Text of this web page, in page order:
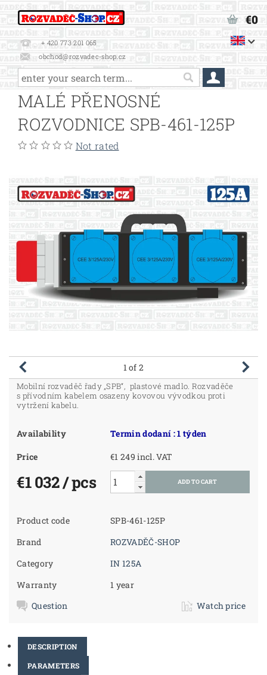
+ 420 773 201 065
obchod@rozvadec-shop.cz
€0
MALÉ PŘENOSNÉ
ROZVODNICE SPB-461-125P
Not rated
1of 2
Mobilní rozvaděč řady „SPB“, plastové madlo. Rozvaděče
s přívodním kabelem osazeny kovovou vývodkou proti
vytržení kabelu.
Availability Termin dodaní : 1 týden
Price €1 249 incl. VAT
€1 032/ pcs
Product code
SPB-461-125P
Brand
ROZVADĚČ-SHOP
Category
IN 125A
Warranty
1 year
Question
Watch price
DESCRIPTION
PARAMETERS